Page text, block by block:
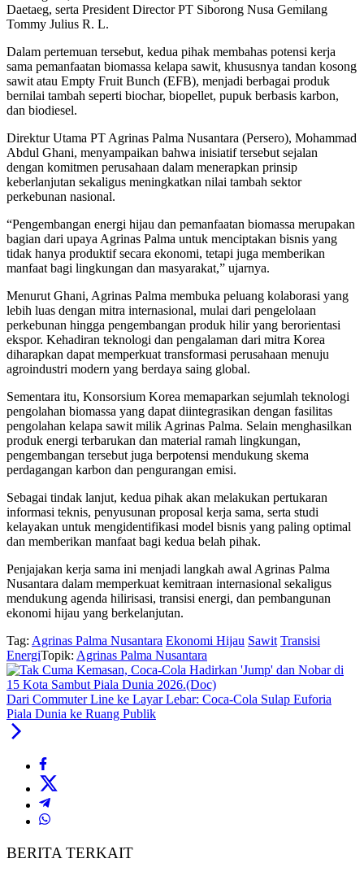
Daetaeg, serta President Director PT Siborong Nusa Gemilang
Tommy Julius R. L.
Dalam pertemuan tersebut, kedua pihak membahas potensi kerja
sama pemanfaatan biomassa kelapa sawit, khususnya tandan kosong
sawit atau Empty Fruit Bunch (EFB), menjadi berbagai produk
bernilai tambah seperti biochar, biopellet, pupuk berbasis karbon,
dan biodiesel.
Direktur Utama PT Agrinas Palma Nusantara (Persero), Mohammad
Abdul Ghani, menyampaikan bahwa inisiatif tersebut sejalan
dengan komitmen perusahaan dalam menerapkan prinsip
keberlanjutan sekaligus meningkatkan nilai tambah sektor
perkebunan nasional.
“Pengembangan energi hijau dan pemanfaatan biomassa merupakan
bagian dari upaya Agrinas Palma untuk menciptakan bisnis yang
tidak hanya produktif secara ekonomi, tetapi juga memberikan
manfaat bagi lingkungan dan masyarakat,” ujarnya.
Menurut Ghani, Agrinas Palma membuka peluang kolaborasi yang
lebih luas dengan mitra internasional, mulai dari pengelolaan
perkebunan hingga pengembangan produk hilir yang berorientasi
ekspor. Kehadiran teknologi dan pengalaman dari mitra Korea
diharapkan dapat memperkuat transformasi perusahaan menuju
agroindustri modern yang berdaya saing global.
Sementara itu, Konsorsium Korea memaparkan sejumlah teknologi
pengolahan biomassa yang dapat diintegrasikan dengan fasilitas
pengolahan kelapa sawit milik Agrinas Palma. Selain menghasilkan
produk energi terbarukan dan material ramah lingkungan,
pengembangan tersebut juga berpotensi mendukung skema
perdagangan karbon dan pengurangan emisi.
Sebagai tindak lanjut, kedua pihak akan melakukan pertukaran
informasi teknis, penyusunan proposal kerja sama, serta studi
kelayakan untuk mengidentifikasi model bisnis yang paling optimal
dan memberikan manfaat bagi kedua belah pihak.
Penjajakan kerja sama ini menjadi langkah awal Agrinas Palma
Nusantara dalam memperkuat kemitraan internasional sekaligus
mendukung agenda hilirisasi, transisi energi, dan pembangunan
ekonomi hijau yang berkelanjutan.
Tag: Agrinas Palma Nusantara Ekonomi Hijau Sawit Transisi
EnergiTopik: Agrinas Palma Nusantara
Dari Commuter Line ke Layar Lebar: Coca-Cola Sulap Euforia
Piala Dunia ke Ruang Publik
BERITA TERKAIT